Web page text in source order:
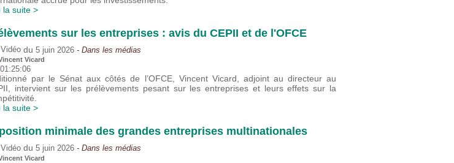
la suite >
sur les entreprises : avis du CEPII et de l'OFCE
Vidéo du 5 juin 2026 - Dans les médias
Vicard
01:25:06
par le Sénat aux côtés de l’OFCE, Vincent Vicard, adjoint au directeur au
intervient sur les prélèvements pesant sur les entreprises et leurs effets sur la
la suite >
minimale des grandes entreprises multinationales
Vidéo du 5 juin 2026 - Dans les médias
Vicard